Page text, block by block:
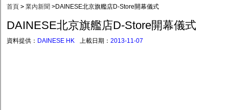
首頁 > 業內新聞 >DAINESE北京旗艦店D-Store開幕儀式
DAINESE北京旗艦店D-Store開幕儀式
資料提供： DAINESE HK 上載日期： 2013-11-07